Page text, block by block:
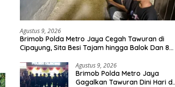
Agustus 9, 2026
Brimob Polda Metro Jaya Cegah Tawuran di
Cipayung, Sita Besi Tajam hingga Balok Dan 8
Agustus 9, 2026
Brimob Polda Metro Jaya
Gagalkan Tawuran Dini Hari di